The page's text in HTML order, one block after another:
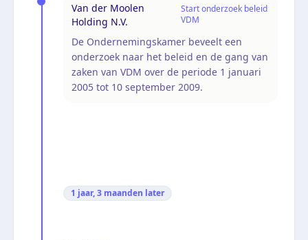
Van der Moolen
Holding N.V.
Start onderzoek beleid
VDM
De Ondernemingskamer beveelt een
onderzoek naar het beleid en de gang van
zaken van VDM over de periode 1 januari
2005 tot 10 september 2009.
1 jaar, 3 maanden later